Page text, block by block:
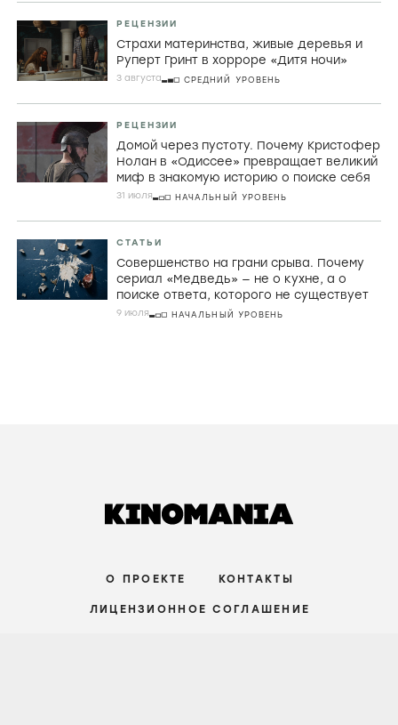
СТАТЬИ
Порнографический лимон,
математическая заумь и убой скота в
фильмах Холлиса Фрэмптона
29 ИЮЛЯ ПРОДВИНУТЫЙ УРОВЕНЬ
РЕЦЕНЗИИ
Страхи материнства, живые деревья и
Руперт Гринт в хорроре «Дитя ночи»
3 августа СРЕДНИЙ УРОВЕНЬ
сериал «Медведь» — не о кухне, а о
поиске ответа, которого не существует